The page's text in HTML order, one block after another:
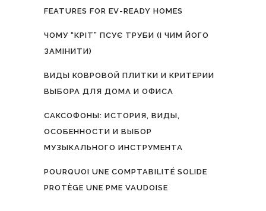
FEATURES FOR EV-READY HOMES
ЧОМУ “КРІТ” ПСУЄ ТРУБИ (І ЧИМ ЙОГО
ЗАМІНИТИ)
ВИДЫ КОВРОВОЙ ПЛИТКИ И КРИТЕРИИ
ВЫБОРА ДЛЯ ДОМА И ОФИСА
САКСОФОНЫ: ИСТОРИЯ, ВИДЫ,
ОСОБЕННОСТИ И ВЫБОР
МУЗЫКАЛЬНОГО ИНСТРУМЕНТА
POURQUOI UNE COMPTABILITÉ SOLIDE
PROTÈGE UNE PME VAUDOISE